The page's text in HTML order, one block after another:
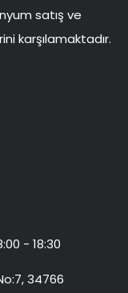
satış ve
karşılamaktadır.
- 18:30
34766